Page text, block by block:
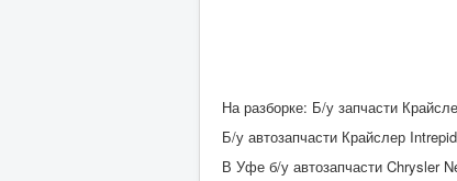
На разборке: Б/у запчасти
Б/у автозапчасти Крайслер
В Уфе б/у автозапчасти Chrysler